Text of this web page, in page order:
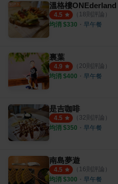
溫格樓ONEderland
4.5 （ 18則評論）
均消 $330 ・ 早午餐
裏葉
4.9 （ 20則評論）
均消 $400 ・ 早午餐
是吉咖啡
4.5 （ 32則評論）
均消 $350 ・ 早午餐
南島夢遊
4.5 （ 16則評論）
均消 $300 ・ 早午餐